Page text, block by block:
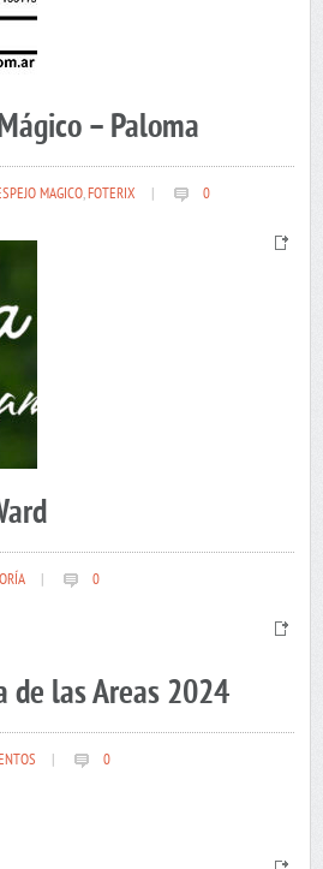
– Paloma
MAGICO,FOTERIX 0
0
de las Areas 2024
0